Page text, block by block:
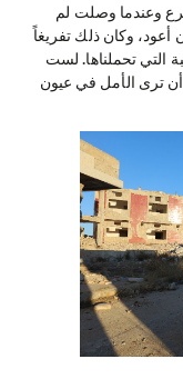
وعندما وصلت لم
وكان ذلك تفريغاً
التي تحملناها. لست
أن ترى الأمل في عيون